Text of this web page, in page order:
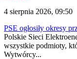
4 sierpnia 2026, 09:50
PSE ogłosiły okresy
Polskie Sieci
wszystkie podmioty,
Wytwórcy...